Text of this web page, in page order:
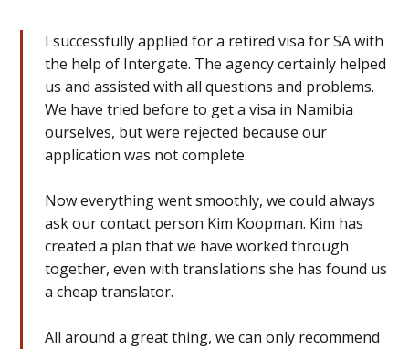
I successfully applied for a retired visa for SA with
the help of Intergate. The agency certainly helped
us and assisted with all questions and problems.
We have tried before to get a visa in Namibia
ourselves, but were rejected because our
application was not complete.
Now everything went smoothly, we could always
ask our contact person Kim Koopman. Kim has
created a plan that we have worked through
together, even with translations she has found us
a cheap translator.
All around a great thing, we can only recommend